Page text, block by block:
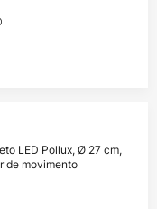
LED Pollux, Ø 27 cm,
de movimento